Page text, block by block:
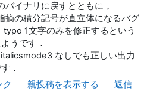
バイナリに戻すとともに，
摘の積分記号が直立体になるバグ
typo 1文字のみを修正するという
うです．
なしでも正しい出力
．
ク
親投稿を表示する 返信